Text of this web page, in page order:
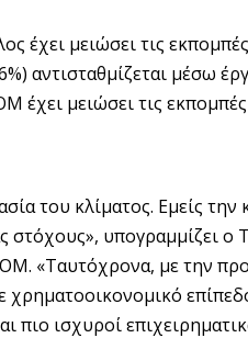
έχει μειώσει τις
αντισταθμίζεται μέσω
έχει μειώσει τις
του κλίματος. Εμείς
στόχους», υπογραμμίζει
«Ταυτόχρονα, με την
πιο ισχυροί